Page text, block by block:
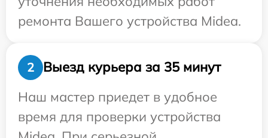
ремонта Вашего устройства Midea.
2
Выезд курьера за 35 минут
Наш мастер приедет в удобное
время для проверки устройства